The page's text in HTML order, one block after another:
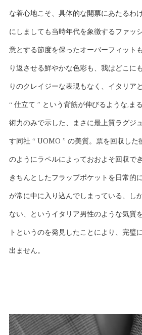
な着心地こそ、具体的な開票にあたるわ
にしましても当時年代を象徴するファッ
意とする節度を保ったオーバーフィット
り返させる鮮やかな色彩も、我はどこに
りのクレイジーな表現もなく、イタリア
“ 仕立て ” という背筋が伸びるような,ま
術力のみで示した、まさに最上質ラグジ
す同社 “ UOMO ” の美質。票を回収した
のようにラペルによっておおよそ回収で
きちんとしたフラップポケットを日常的
が常に中に入り込んでしまっている、し
ない、というイタリア男性のような気質
トというのを発見したことにより、完璧
出ません。